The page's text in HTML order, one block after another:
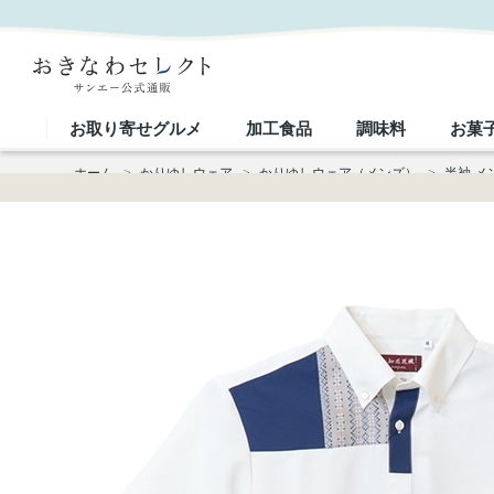
お取り寄せグルメ 加工食品 調味料 お菓
ホーム > かりゆしウェア > かりゆしウェア（メンズ） > 半袖 メ